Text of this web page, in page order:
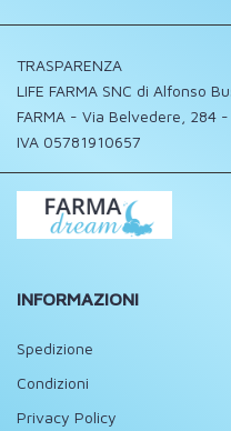
TRASPARENZA
LIFE FARMA SNC di Alfonso
FARMA - Via Belvedere, 284
IVA 05781910657
INFORMAZIONI
Spedizione
Condizioni
Privacy Policy